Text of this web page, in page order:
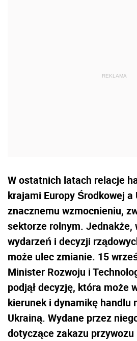
W ostatnich latach relacje
krajami Europy Środkowej a
znacznemu wzmocnieniu,
sektorze rolnym. Jednakże,
wydarzeń i decyzji
może ulec zmianie. 15
Minister Rozwoju i
podjął decyzję, która może
kierunek i dynamikę handlu
Ukrainą. Wydane przez
dotyczące zakazu